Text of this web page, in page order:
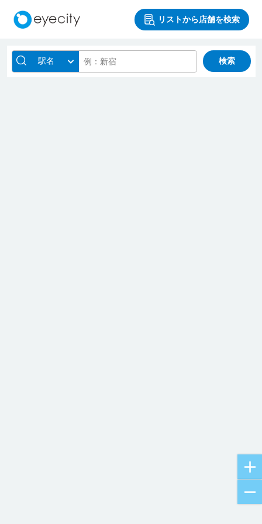
リストから店舗を検索
駅名 検索